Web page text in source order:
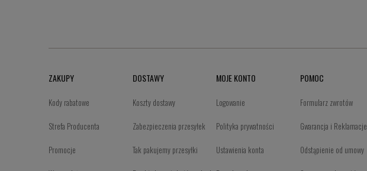
ZAKUPY
Kody rabatowe
Strefa Producenta
Promocje
DOSTAWY
Koszty dostawy
Zabezpieczenia przesyłek
Tak pakujemy przesyłki
MOJE KONTO
Logowanie
Polityka prywatności
Ustawienia konta
POMOC
Formularz zwrotów
Gwarancja i Reklamacje
Odstąpienie od umowy